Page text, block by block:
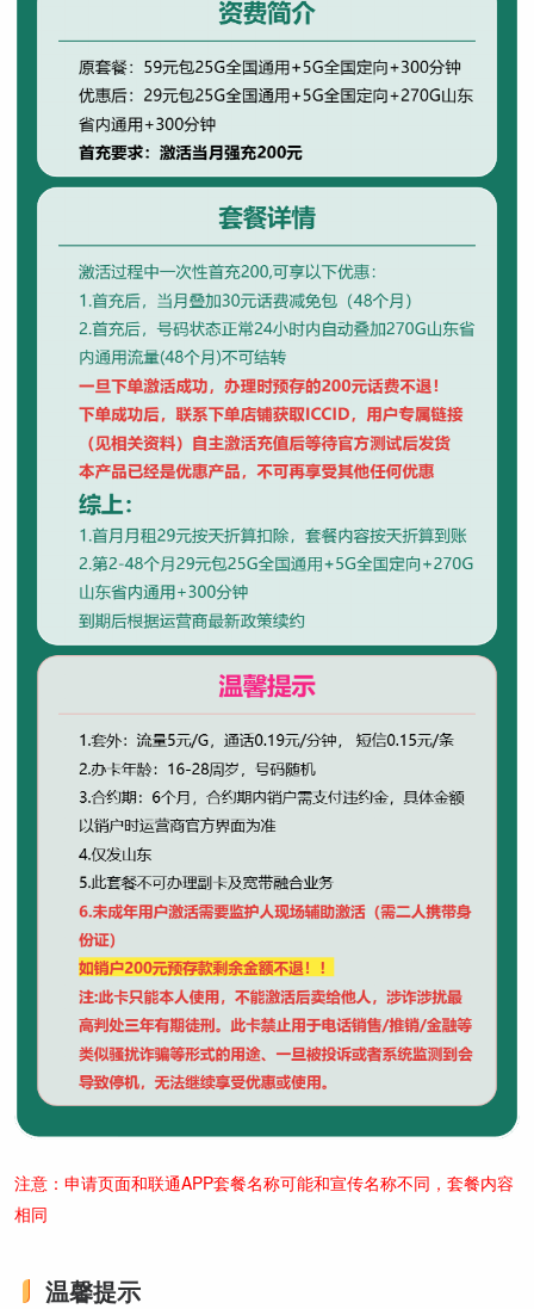
注意：申请页面和联通APP套餐名称可能和宣传名称不同，套餐内容
相同
温馨提示